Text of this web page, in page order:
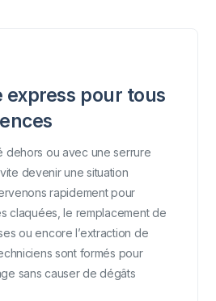
express pour tous
dehors ou avec une serrure
devenir une situation
rapidement pour
claquées, le remplacement de
ou encore l’extraction de
sont formés pour
sans causer de dégâts